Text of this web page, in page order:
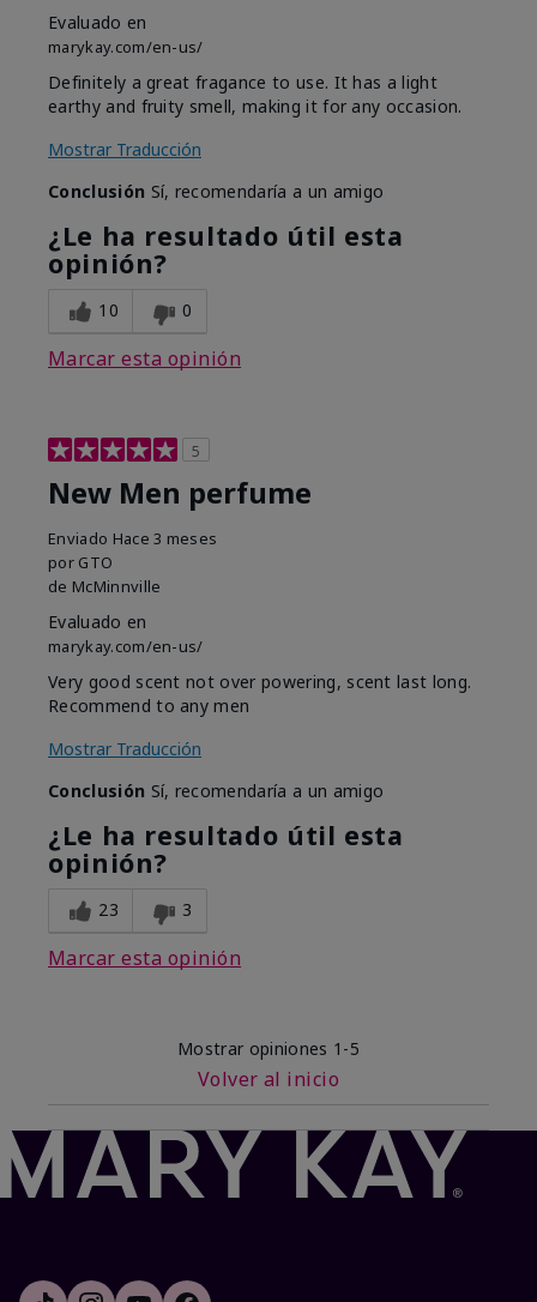
Evaluado en
marykay.com/en-us/
Definitely a great fragance to use. It has a light
earthy and fruity smell, making it for any occasion.
Mostrar Traducción
Conclusión Sí, recomendaría a un amigo
¿Le ha resultado útil esta
opinión?
10 0
Marcar esta opinión
5
New Men perfume
Enviado Hace 3 meses
por GTO
de McMinnville
Evaluado en
marykay.com/en-us/
Very good scent not over powering, scent last long.
Recommend to any men
Mostrar Traducción
Conclusión Sí, recomendaría a un amigo
¿Le ha resultado útil esta
opinión?
23 3
Marcar esta opinión
Mostrar opiniones 1-5
Volver al inicio